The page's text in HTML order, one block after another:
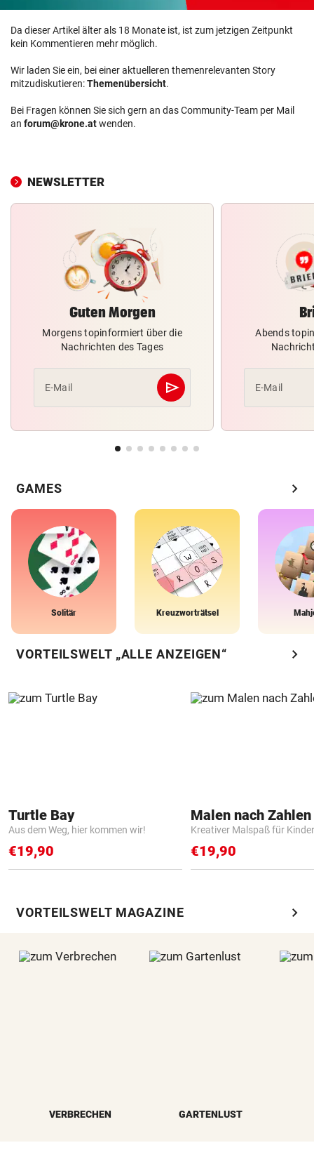
Da dieser Artikel älter als 18 Monate ist, ist zum jetzigen Zeitpunkt
kein Kommentieren mehr möglich.
Wir laden Sie ein, bei einer aktuelleren themenrelevanten Story
mitzudiskutieren:Themenübersicht.
Bei Fragen können Sie sich gern an das Community-Team per Mail
an forum@krone.atwenden.
NEWSLETTER
Guten Morgen
Morgens topinformiert über die
Nachrichten des Tages
E-Mail send
Abschicken
Abends
E-Mail
GAMES chevron_right
Solitär Kreuzworträtsel
VORTEILSWELT „ALLE ANZEIGEN“ chevron_right
Turtle Bay
Aus dem Weg, hier kommen wir!
€19,90
Kreativer Malspaß für Kinder
€19,90
VORTEILSWELT MAGAZINE chevron_right
VERBRECHEN GARTENLUST